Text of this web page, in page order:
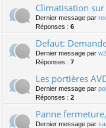
Climatisation
Dernier message par
Réponses : 6
Defaut:
Dernier message par
Réponses : 7
Les portières
Dernier message par
Réponses : 2
Panne
Dernier message par